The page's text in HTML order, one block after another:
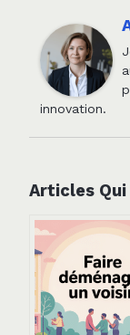
innovation.
Articles Qui